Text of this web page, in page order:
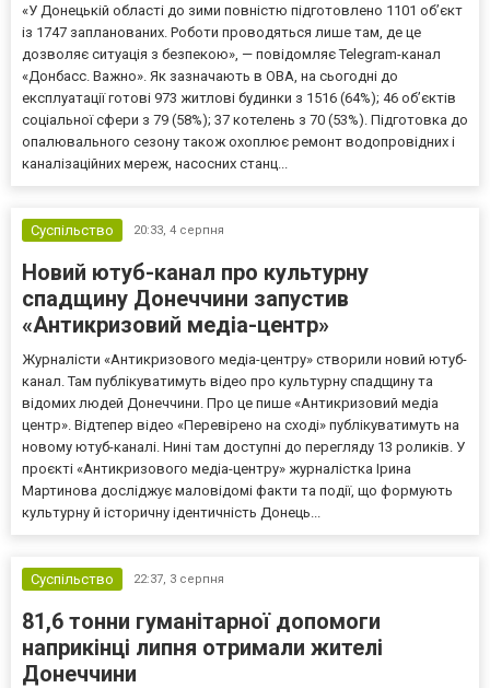
«У Донецькій області до зими повністю підготовлено 1101 об’єкт
із 1747 запланованих. Роботи проводяться лише там, де це
дозволяє ситуація з безпекою», — повідомляє Telegram-канал
«Донбасс. Важно». Як зазначають в ОВА, на сьогодні до
експлуатації готові 973 житлові будинки з 1516 (64%); 46 об’єктів
соціальної сфери з 79 (58%); 37 котелень з 70 (53%). Підготовка до
опалювального сезону також охоплює ремонт водопровідних і
каналізаційних мереж, насосних станц...
Суспільство 20:33, 4 серпня
Новий ютуб-канал про культурну
спадщину Донеччини запустив
«Антикризовий медіа-центр»
Журналісти «Антикризового медіа-центру» створили новий ютуб-
канал. Там публікуватимуть відео про культурну спадщину та
відомих людей Донеччини. Про це пише «Антикризовий медіа
центр». Відтепер відео «Перевірено на сході» публікуватимуть на
новому ютуб-каналі. Нині там доступні до перегляду 13 роликів. У
проєкті «Антикризового медіа-центру» журналістка Ірина
Мартинова досліджує маловідомі факти та події, що формують
культурну й історичну ідентичність Донець...
Суспільство 22:37, 3 серпня
81,6 тонни гуманітарної допомоги
наприкінці липня отримали жителі
Донеччини